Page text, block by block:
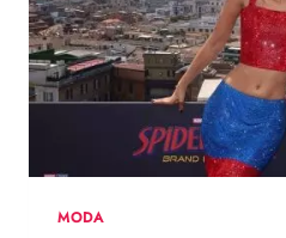
LEVI’S
AO
LADO
DE
JOGADOR
DA
NBA
MODA